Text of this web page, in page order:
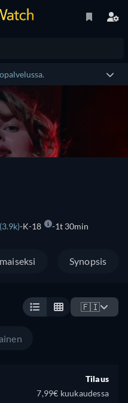
K-18 1t 30min
Synopsis
🇫🇮
Tilaus
7,99€ kuukaudessa